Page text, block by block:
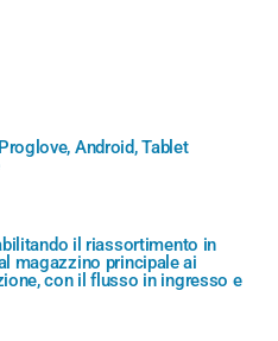
Android, Tablet
il riassortimento in
magazzino principale ai
con il flusso in ingresso e